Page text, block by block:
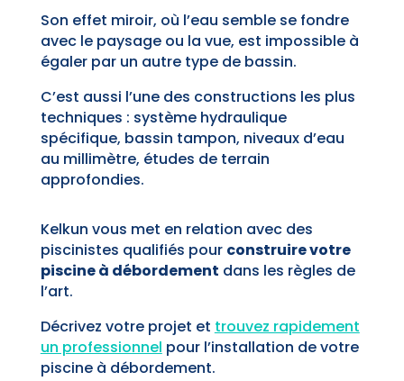
Son effet miroir, où l’eau semble se fondre
avec le paysage ou la vue, est impossible à
égaler par un autre type de bassin.
C’est aussi l’une des constructions les plus
techniques : système hydraulique
spécifique, bassin tampon, niveaux d’eau
au millimètre, études de terrain
approfondies.
Kelkun vous met en relation avec des
piscinistes qualifiés pour construire votre
piscine à débordement dans les règles de
l’art.
Décrivez votre projet et trouvez rapidement
un professionnel pour l’installation de votre
piscine à débordement.